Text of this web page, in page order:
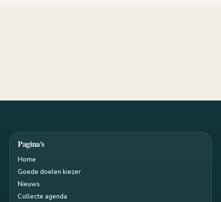
Pagina's
Home
Goede doelen kiezer
Nieuws
Collecte agenda